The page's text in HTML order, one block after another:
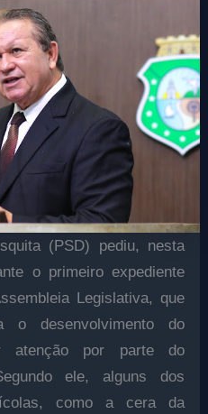
(PSD) pediu, nesta
o primeiro expediente
Legislativa, que
o desenvolvimento do
atenção por parte do
ele, alguns dos
como a cera da